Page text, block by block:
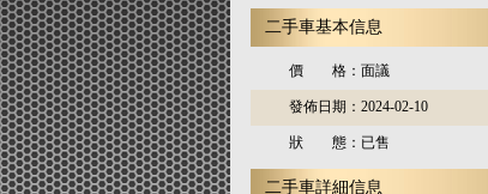
二手車基本信息
價 格： 面議
發佈日期： 2024-02-10
狀 態： 已售
二手車詳細信息